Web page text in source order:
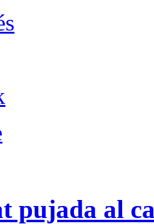
pujada al